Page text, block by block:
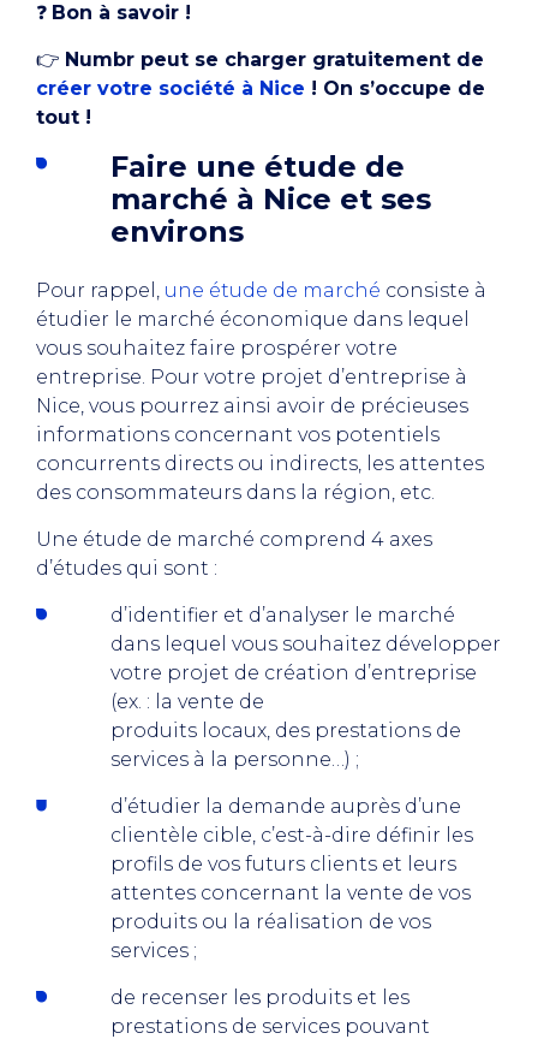
❓ Bon à savoir !
👉 Numbr peut se charger gratuitement de
créer votre société à Nice ! On s’occupe de
tout !
Faire une étude de
marché à Nice et ses
environs
Pour rappel, une étude de marché consiste à
étudier le marché économique dans lequel
vous souhaitez faire prospérer votre
entreprise. Pour votre projet d’entreprise à
Nice, vous pourrez ainsi avoir de précieuses
informations concernant vos potentiels
concurrents directs ou indirects, les attentes
des consommateurs dans la région, etc.
Une étude de marché comprend 4 axes
d’études qui sont :
d’identifier et d’analyser le marché
dans lequel vous souhaitez développer
votre projet de création d’entreprise
(ex. : la vente de
produits locaux, des prestations de
services à la personne…) ;
d’étudier la demande auprès d’une
clientèle cible, c’est-à-dire définir les
profils de vos futurs clients et leurs
attentes concernant la vente de vos
produits ou la réalisation de vos
services ;
de recenser les produits et les
prestations de services pouvant